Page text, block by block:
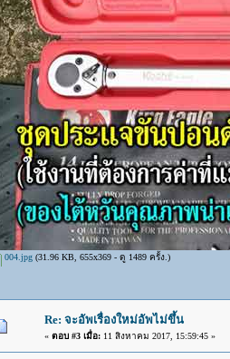
004.jpg(31.96 KB, 655x369 - ดู 1489 ครั้ง.)
Re: จะอัพเรื่องใหม่อัพไม่ขึ้น
« ตอบ #3 เมื่อ:11 สิงหาคม 2017, 15:59:45 »